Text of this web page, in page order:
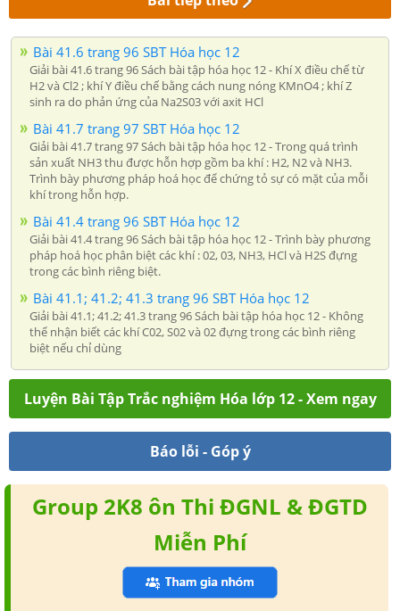
Bài 41.6 trang 96 SBT Hóa học 12
Giải bài 41.6 trang 96 Sách bài tập hóa học 12 - Khí X điều chế từ
H2 và Cl2 ; khí Y điều chế bằng cách nung nóng KMnO4 ; khí Z
sinh ra do phản ứng của Na2S03 với axit HCl
Bài 41.7 trang 97 SBT Hóa học 12
Giải bài 41.7 trang 97 Sách bài tập hóa học 12 - Trong quá trình
sản xuất NH3 thu được hỗn hợp gồm ba khí : H2, N2 và NH3.
Trình bày phương pháp hoá học để chứng tỏ sự có mặt của mỗi
khí trong hỗn hợp.
Bài 41.4 trang 96 SBT Hóa học 12
Giải bài 41.4 trang 96 Sách bài tập hóa học 12 - Trình bày phương
pháp hoá học phân biệt các khí : 02, 03, NH3, HCl và H2S đựng
trong các bình riêng biệt.
Bài 41.1; 41.2; 41.3 trang 96 SBT Hóa học 12
Giải bài 41.1; 41.2; 41.3 trang 96 Sách bài tập hóa học 12 - Không
thể nhận biết các khí C02, S02 và 02 đựng trong các bình riêng
biệt nếu chỉ dùng
Luyện Bài Tập Trắc nghiệm Hóa lớp 12 - Xem ngay
Báo lỗi - Góp ý
Group 2K8 ôn Thi ĐGNL & ĐGTD
Miễn Phí